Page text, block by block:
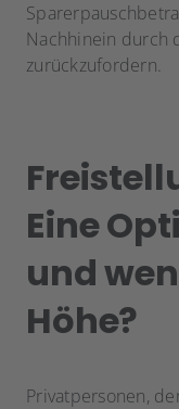
Nachhinein durch
zurückzufordern.
Eine
und
Höhe?
Privatpersonen,